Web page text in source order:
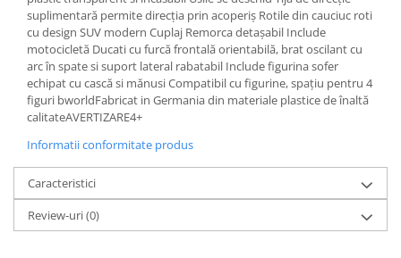
(4x4)
1.8.7. Direcție
1.8.8. Cabluri ambreiaj și
transmisie
1.8.10. Volante
suplimentară permite direcția prin acoperiș Rotile din cauciuc roti
cu design SUV modern Cuplaj Remorca detașabil Include
motocicletă Ducati cu furcă frontală orientabilă, brat oscilant cu
arc în spate si suport lateral rabatabil Include figurina sofer
echipat cu cască si mănusi Compatibil cu figurine, spațiu pentru 4
figuri bworldFabricat in Germania din materiale plastice de înaltă
calitateAVERTIZARE4+
Informatii conformitate produs
Caracteristici
Review-uri(0)